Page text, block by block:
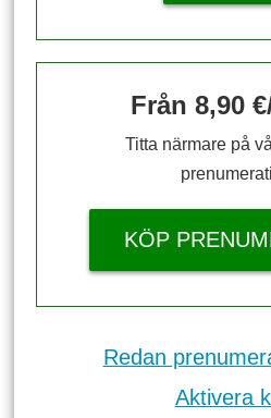
Från 8,90
Titta närmare på
KÖP
Redan
Aktivera